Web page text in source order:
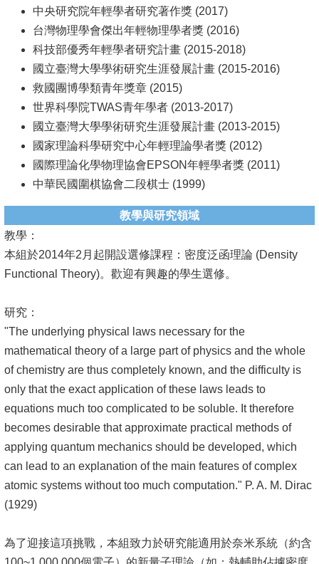
中央研究院年輕學者研究著作獎 (2017)
台灣物理學會傑出年輕物理學者獎 (2016)
科技部優秀年輕學者研究計畫 (2015-2018)
國立臺灣大學學術研究生涯發展計畫 (2015-2016)
救國團博學類青年獎章 (2015)
世界科學院TWAS青年學者 (2013-2017)
國立臺灣大學學術研究生涯發展計畫 (2013-2015)
國家理論科學研究中心年輕理論學者獎 (2012)
國際理論化學物理協會EPSON年輕學者獎 (2011)
中華民國圍棋協會二段棋士 (1999)
教學與研究領域
教學：
本組於2014年2月起開設選修課程：密度泛函理論 (Density
Functional Theory)。歡迎有興趣的學生選修。
研究：
"The underlying physical laws necessary for the
mathematical theory of a large part of physics and the whole
of chemistry are thus completely known, and the difficulty is
only that the exact application of these laws leads to
equations much too complicated to be soluble. It therefore
becomes desirable that approximate practical methods of
applying quantum mechanics should be developed, which
can lead to an explanation of the main features of complex
atomic systems without too much computation." P. A. M. Dirac
(1929)
為了迎接這項挑戰，本組致力於研究能適用於奈米系統（約含